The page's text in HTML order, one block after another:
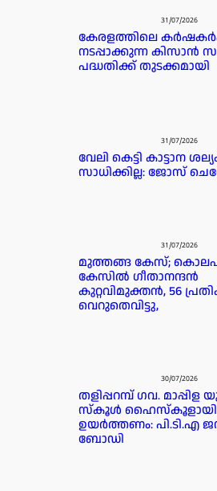
31/07/2026
കേരളത്തിലെ
നടപ്പാക്കുന്ന കിസാൻ
പദ്ധതിക്ക് തുടക്കമായി
31/07/2026
വേലി കെട്ടി കാട്ടാന
സാധിക്കില്ല: ജോസ്
31/07/2026
മുത്തങ്ങ കേസ്;
കേസില്‍ ഗീതാനന്ദൻ
കുറ്റവിമുക്തന്‍, 56
വെറുതെവിട്ടു,
30/07/2026
തളിപ്പറമ്പ് ഗവ. മാപ്പിള
സ്കൂൾ ഹൈസ്കൂളായി
ഉയർത്തണം: പി.ടി.എ
ബോഡി